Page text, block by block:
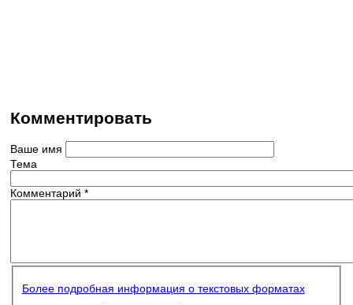
Комментировать
Ваше имя
Тема
Комментарий *
Более подробная информация о текстовых форматах